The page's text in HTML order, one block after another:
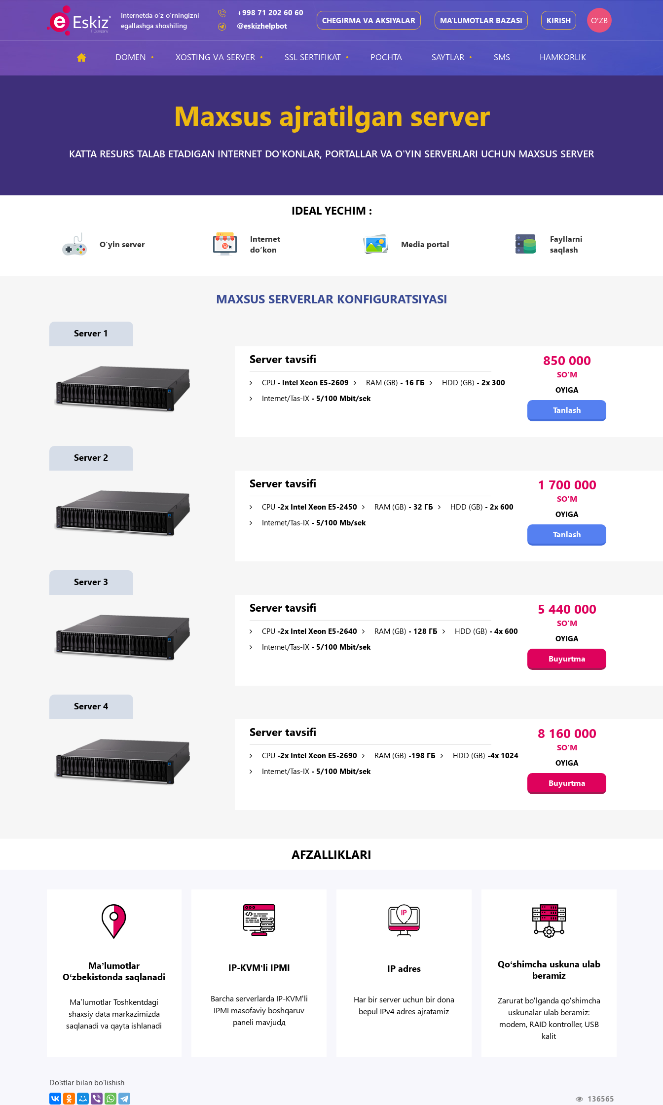
Internetda o‘z o‘rningizni
egallashga shoshiling
+998 71 202 60 60
@eskizhelpbot
CHEGIRMA VA AKSIYALAR MA’LUMOTLAR BAZASI KIRISH O'ZB
DOMEN XOSTING VA SERVER SSL SERTIFIKAT POCHTA SAYTLAR SMS HAMKORLIK
Maxsus ajratilgan server
KATTA RESURS TALAB ETADIGAN INTERNET DO'KONLAR, PORTALLAR VA O'YIN SERVERLARI UCHUN MAXSUS SERVER
IDEAL YECHIM :
O‘yin server
Internet
do‘kon
Media portal
Fayllarni
saqlash
MAXSUS SERVERLAR KONFIGURATSIYASI
Server 1
Server tavsifi
CPU - Intel Xeon E5-2609 RAM (GB) - 16 ГБ HDD (GB) - 2x 300
Internet/Tas-IX - 5/100 Mbit/sek
850 000
SO'M
OYIGA
Tanlash
Server 2
Server tavsifi
CPU -2x Intel Xeon E5-2450 RAM (GB) - 32 ГБ HDD (GB) - 2x 600
Internet/Tas-IX - 5/100 Mb/sek
1 700 000
SO'M
OYIGA
Tanlash
Server 3
Server tavsifi
CPU -2x Intel Xeon E5-2640 RAM (GB) - 128 ГБ HDD (GB) - 4x 600
Internet/Tas-IX - 5/100 Mbit/sek
5 440 000
SO'M
OYIGA
Buyurtma
Server 4
Server tavsifi
CPU -2x Intel Xeon E5-2690 RAM (GB) -198 ГБ HDD (GB) -4x 1024
Internet/Tas-IX - 5/100 Mbit/sek
8 160 000
SO'M
OYIGA
Buyurtma
AFZALLIKLARI
Maʼlumotlar
Oʻzbekistonda saqlanadi
Maʼlumotlar Toshkentdagi
shaxsiy data markazimizda
saqlanadi va qayta ishlanadi
IP-KVMʻli IPMI
Barcha serverlarda IP-KVMʻli
IPMI masofaviy boshqaruv
paneli mavjudд
IP adres
Har bir server uchun bir dona
bepul IPv4 adres ajratamiz
Qoʻshimcha uskuna ulab
beramiz
Zarurat boʻlganda qoʻshimcha
uskunalar ulab beramiz:
modem, RAID kontroller, USB
kalit
Do‘stlar bilan bo‘lishish
136565